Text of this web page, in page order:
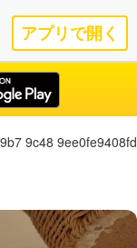
アプリで開く